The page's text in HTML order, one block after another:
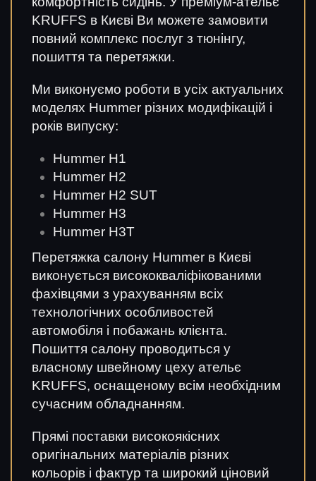
KRUFFS в Києві Ви можете замовити
повний комплекс послуг з тюнінгу,
пошиття та перетяжки.
Ми виконуємо роботи в усіх актуальних
моделях Hummer різних модифікацій і
років випуску:
Hummer H1
Hummer H2
Hummer H2 SUT
Hummer H3
Hummer H3T
Перетяжка салону Hummer в Києві
виконується висококваліфікованими
фахівцями з урахуванням всіх
технологічних особливостей
автомобіля і побажань клієнта.
Пошиття салону проводиться у
власному швейному цеху ательє
KRUFFS, оснащеному всім необхідним
сучасним обладнанням.
Прямі поставки високоякісних
оригінальних матеріалів різних
кольорів і фактур та широкий ціновий